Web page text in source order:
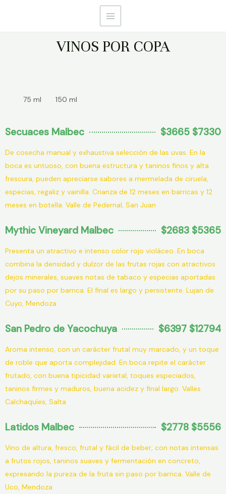
VINOS POR COPA
75 ml 150 ml
Secuaces Malbec $3665 $7330
De cosecha manual y exhaustiva selección de las uvas. En la
boca es untuoso, con buena estructura y taninos finos y alta
frescura, pueden apreciarse sabores a mermelada de ciruela,
especias, regaliz y vainilla. Crianza de 12 meses en barricas y 12
meses en botella. Valle de Pedernal, San Juan
Mythic Vineyard Malbec $2683 $5365
Presenta un atractivo e intenso color rojo violáceo. En boca
combina la densidad y dulzor de las frutas rojas con atractivos
dejos minerales, suaves notas de tabaco y especias aportadas
por su paso por barrica. El final es largo y persistente. Lujan de
Cuyo, Mendoza
San Pedro de Yacochuya $6397 $12794
Aroma intenso, con un carácter frutal muy marcado, y un toque
de roble que aporta complejidad. En boca repite el carácter
frutado, con buena tipicidad varietal, toques especiados,
taninos firmes y maduros, buena acidez y final largo. Valles
Calchaquíes, Salta
Latidos Malbec $2778 $5556
Vino de altura, fresco, frutal y fácil de beber, con notas intensas
a frutos rojos, taninos suaves y fermentación en concreto,
expresando la pureza de la fruta sin paso por barrica. Valle de
Uco, Mendoza